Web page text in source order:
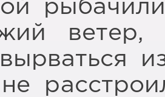
ветер,